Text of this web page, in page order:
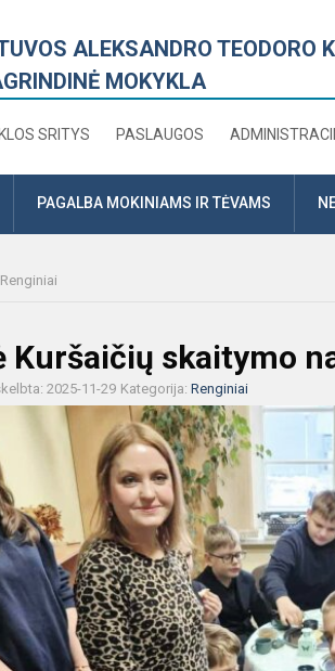
ALEKSANDRO TEODORO
MOKYKLA
SRITYS PASLAUGOS
PAGALBA MOKINIAMS IR TĖVAMS
Renginiai
Kuršaičių skaitymo
2025-11-29 Kategorija: Renginiai